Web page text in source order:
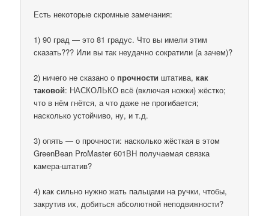
Есть некоторые скромные замечания:
1) 90 град — это 81 градус. Что вы имели этим
сказать??? Или вы так неудачно сократили (а зачем)?
2) ничего не сказано о прочности штатива, как
таковой: НАСКОЛЬКО всё (включая ножки) жёстко;
что в нём гнётся, а что даже не прогибается;
насколько устойчиво, ну, и т.д.
3) опять — о прочности: насколько жёсткая в этом
GreenBean ProMaster 601BH получаемая связка
камера-штатив?
4) как сильно нужно жать пальцами на ручки, чтобы,
закрутив их, добиться абсолютной неподвижности?